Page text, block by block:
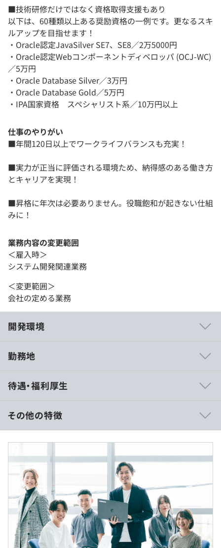
■技術研修だけではなく資格取得支援もあり
以下は、60種類以上ある奨励資格の一例です。更なるスキ
ルアップを目指せます！
・Oracle認定JavaSilver SE7、SE8／2万5000円
・Oracle認定Webコンポーネントディベロッパ (OCJ-WC)
／5万円
・Oracle Database Silver／3万円
・Oracle Database Gold／5万円
・IPA国家資格 スペシャリスト系／10万円以上
仕事のやりがい
■年間120日以上でワークライフバランスも充実！
■実力が正当に評価される環境ため、納得感のある働き方
とキャリアを実現！
■昇格に年次は必要ありません。役職飽和が起きない仕組
みに！
業務内容の変更範囲
＜雇入時＞
システム開発関連業務
＜変更範囲＞
会社の定める業務
開発環境
専任の研修講師がいる4カ月間の研修期間中はもちろん、
導・サポートします。そんな先輩方の約半数も、未経験か
らスタートしたメンバー。ゼロからのスタートの不安も、
成長したときの喜びも理解している先輩だからこそ、どん
なことでも気軽に質問・相談できます。
◆経験者にも最適な研修を用意
未経験向けの入社後研修だけではなく、経験やレベルに応
じた段階的な成長サポートを受けることができる当社。
Web系エンジニアへのキャリアチェンジをお考えの方に
も、最適な研修を用意しているほか、資格取得支援、さら
には上流工程へのチャレンジなど、その時々の「成長した
い！」という思いにもしっかり応えます。
勤務地
待遇・福利厚生
※あなたの経験・年齢・スキルを考慮の上、決定します。
（※想定年収 は年収提示額を保証するものではありません）
9:30 ～ 18:30
その他の特徴